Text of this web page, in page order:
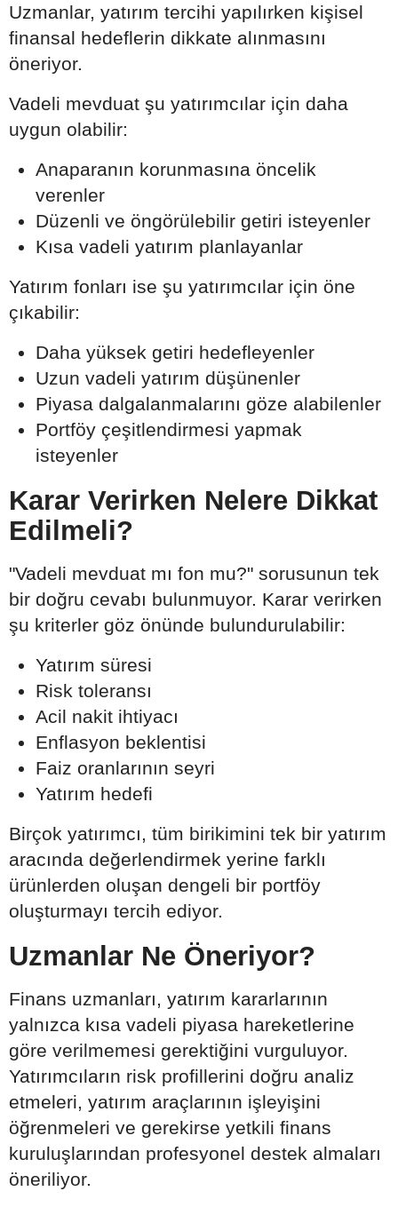
Uzmanlar, yatırım tercihi yapılırken kişisel
finansal hedeflerin dikkate alınmasını
öneriyor.
Vadeli mevduat şu yatırımcılar için daha
uygun olabilir:
Anaparanın korunmasına öncelik
verenler
Düzenli ve öngörülebilir getiri isteyenler
Kısa vadeli yatırım planlayanlar
Yatırım fonları ise şu yatırımcılar için öne
çıkabilir:
Daha yüksek getiri hedefleyenler
Uzun vadeli yatırım düşünenler
Piyasa dalgalanmalarını göze alabilenler
Portföy çeşitlendirmesi yapmak
isteyenler
Karar Verirken Nelere Dikkat
Edilmeli?
"Vadeli mevduat mı fon mu?" sorusunun tek
bir doğru cevabı bulunmuyor. Karar verirken
şu kriterler göz önünde bulundurulabilir:
Yatırım süresi
Risk toleransı
Acil nakit ihtiyacı
Enflasyon beklentisi
Faiz oranlarının seyri
Yatırım hedefi
Birçok yatırımcı, tüm birikimini tek bir yatırım
aracında değerlendirmek yerine farklı
ürünlerden oluşan dengeli bir portföy
oluşturmayı tercih ediyor.
Uzmanlar Ne Öneriyor?
Finans uzmanları, yatırım kararlarının
yalnızca kısa vadeli piyasa hareketlerine
göre verilmemesi gerektiğini vurguluyor.
Yatırımcıların risk profillerini doğru analiz
etmeleri, yatırım araçlarının işleyişini
öğrenmeleri ve gerekirse yetkili finans
kuruluşlarından profesyonel destek almaları
öneriliyor.